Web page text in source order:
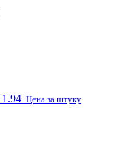
1.94 Цена за штуку